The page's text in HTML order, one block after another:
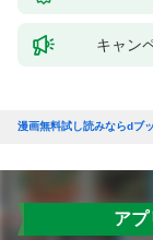
キャン
漫画無料試し読みならdブ
アプ